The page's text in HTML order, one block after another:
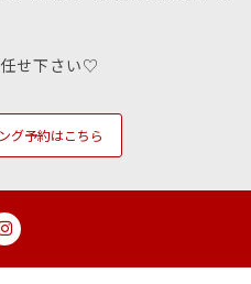
せ下さい♡
グ予約はこちら